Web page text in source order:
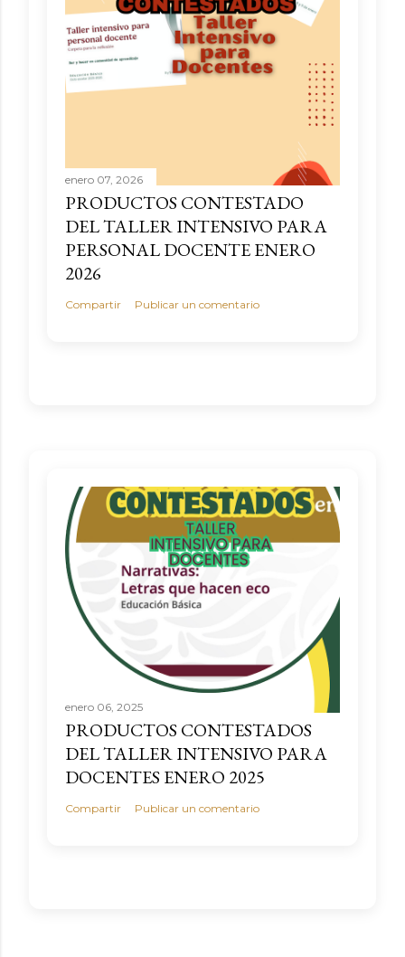
enero 07, 2026
PRODUCTOS CONTESTADO
DEL TALLER INTENSIVO PARA
PERSONAL DOCENTE ENERO
2026
Compartir Publicar un comentario
enero 06, 2025
PRODUCTOS CONTESTADOS
DEL TALLER INTENSIVO PARA
DOCENTES ENERO 2025
Compartir Publicar un comentario